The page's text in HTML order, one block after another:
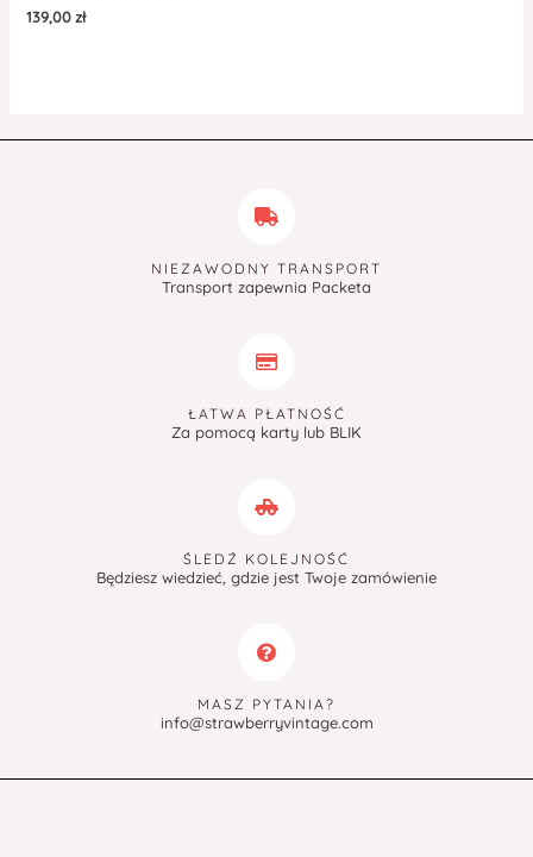
139,00zł
NIEZAWODNY TRANSPORT
Transport zapewnia Packeta
ŁATWA PŁATNOŚĆ
Za pomocą karty lub BLIK
ŚLEDŹ KOLEJNOŚĆ
Będziesz wiedzieć, gdzie jest Twoje zamówienie
MASZ PYTANIA?
info@strawberryvintage.com